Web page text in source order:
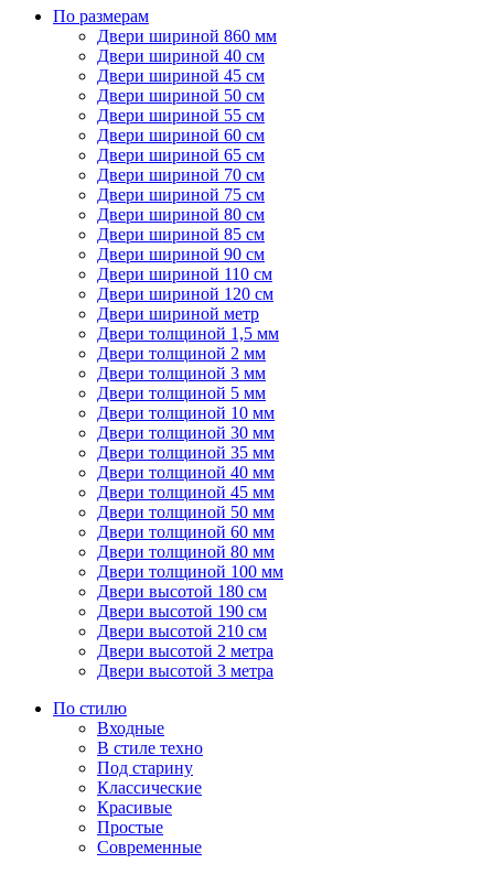
По размерам
Двери шириной 860 мм
Двери шириной 40 см
Двери шириной 45 см
Двери шириной 50 см
Двери шириной 55 см
Двери шириной 60 см
Двери шириной 65 см
Двери шириной 70 см
Двери шириной 75 см
Двери шириной 80 см
Двери шириной 85 см
Двери шириной 90 см
Двери шириной 110 см
Двери шириной 120 см
Двери шириной метр
Двери толщиной 1,5 мм
Двери толщиной 2 мм
Двери толщиной 3 мм
Двери толщиной 5 мм
Двери толщиной 10 мм
Двери толщиной 30 мм
Двери толщиной 35 мм
Двери толщиной 40 мм
Двери толщиной 45 мм
Двери толщиной 50 мм
Двери толщиной 60 мм
Двери толщиной 80 мм
Двери толщиной 100 мм
Двери высотой 180 см
Двери высотой 190 см
Двери высотой 210 см
Двери высотой 2 метра
Двери высотой 3 метра
По стилю
Входные
В стиле техно
Под старину
Классические
Красивые
Простые
Современные